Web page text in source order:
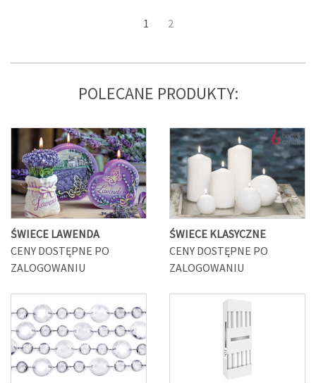
1 2
POLECANE PRODUKTY:
ŚWIECE LAWENDA
CENY DOSTĘPNE PO
ZALOGOWANIU
ŚWIECE KLASYCZNE
CENY DOSTĘPNE PO
ZALOGOWANIU